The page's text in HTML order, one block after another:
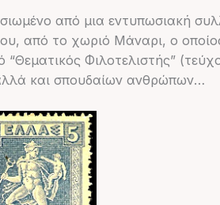
από μια εντυπωσιακή
από το χωριό Μάναρι, ο
“Θεματικός Φιλοτελιστής”
και σπουδαίων ανθρώπων…